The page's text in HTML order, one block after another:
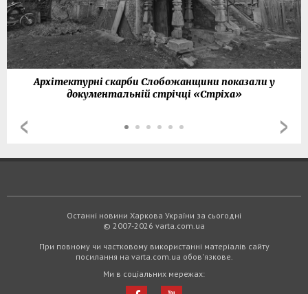
Архітектурні скарби Слобожанщини показали у
документальній стрічці «Стріха»
Останні новини Харкова України за сьогодні
© 2007-2026 varta.com.ua
При повному чи частковому використанні матеріалів сайту
посилання на varta.com.ua обов'язкове.
Ми в соціальних мережах: